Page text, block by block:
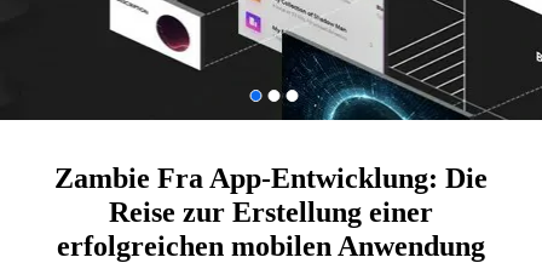
Zambie Fra App-Entwicklung: Die
Reise zur Erstellung einer
erfolgreichen mobilen Anwendung